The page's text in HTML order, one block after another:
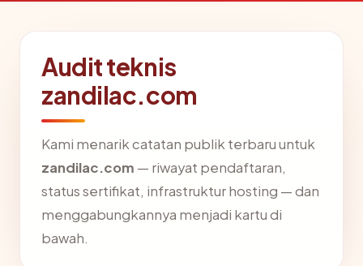
Audit teknis
zandilac.com
Kami menarik catatan publik terbaru untuk
zandilac.com — riwayat pendaftaran,
status sertifikat, infrastruktur hosting — dan
menggabungkannya menjadi kartu di
bawah.